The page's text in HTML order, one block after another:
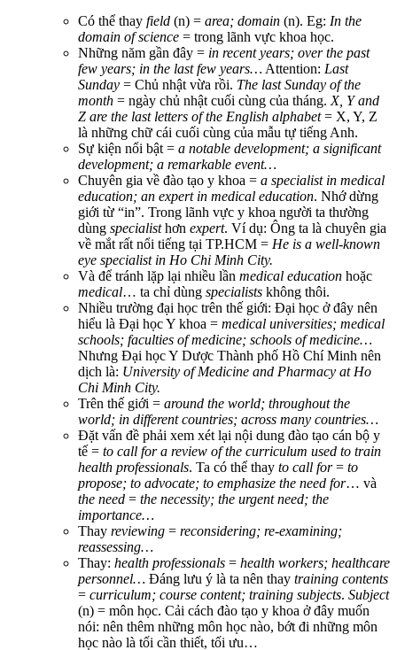
Có thể thay field (n) = area; domain (n). Eg: In the
domain of science = trong lãnh vực khoa học.
Những năm gần đây = in recent years; over the past
few years; in the last few years… Attention: Last
Sunday = Chủ nhật vừa rồi. The last Sunday of the
month = ngày chủ nhật cuối cùng của tháng. X, Y and
Z are the last letters of the English alphabet= X, Y, Z
là những chữ cái cuối cùng của mẫu tự tiếng Anh.
Sự kiện nổi bật = a notable development; a significant
development; a remarkable event…
Chuyên gia về đào tạo y khoa = a specialist in medical
education; an expert in medical education. Nhớ dừng
giới từ “in”. Trong lãnh vực y khoa người ta thường
dùng specialisthơn expert. Ví dụ: Ông ta là chuyên gia
về mắt rất nổi tiếng tại TP.HCM = He is a well-known
eye specialist in Ho Chi Minh City.
Và để tránh lặp lại nhiều lần medical education hoặc
medical… ta chỉ dùng specialists không thôi.
Nhiều trường đại học trên thế giới: Đại học ở đây nên
hiểu là Đại học Y khoa = medical universities; medical
schools; faculties of medicine; schools of medicine…
Nhưng Đại học Y Dược Thành phố Hồ Chí Minh nên
dịch là: University of Medicine and Pharmacy at Ho
Chi Minh City.
Trên thế giới = around the world; throughout the
world; in different countries; across many countries…
Đặt vấn đề phải xem xét lại nội dung đào tạo cán bộ y
tế = to call for a review of the curriculum used to train
health professionals. Ta có thể thay to call for= to
propose; to advocate; to emphasize the need for… và
the need = the necessity; the urgent need; the
importance…
Thay reviewing = reconsidering; re-examining;
reassessing…
Thay: health professionals = health workers; healthcare
personnel… Đáng lưu ý là ta nên thay training contents
= curriculum; course content; training subjects. Subject
(n) = môn học. Cải cách đào tạo y khoa ở đây muốn
nói: nên thêm những môn học nào, bớt đi những môn
học nào là tối cần thiết, tối ưu…